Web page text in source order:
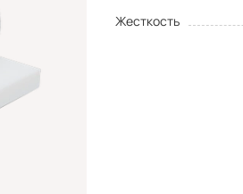
Жесткость